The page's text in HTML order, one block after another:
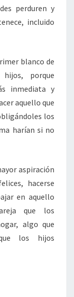
perduren y
incluido
blanco de
porque
inmediata y
aquello que
los
harían si no
aspiración
hacerse
en aquello
que los
algo que
los hijos